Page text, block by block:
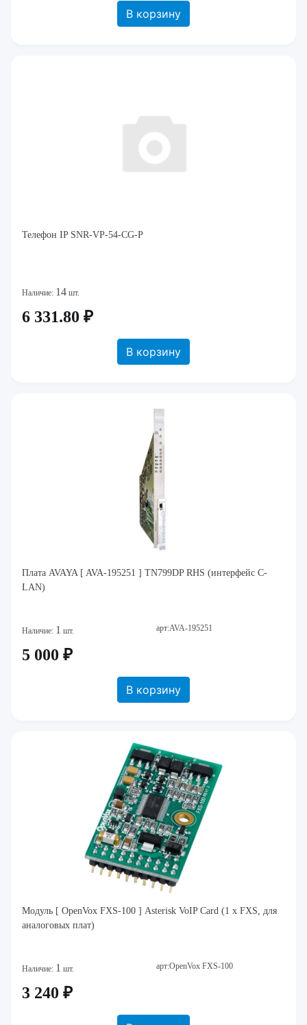
В корзину
Телефон IP SNR-VP-54-CG-P
Наличие: 14 шт.
6 331.80 ₽
В корзину
Плата AVAYA [ AVA-195251 ] TN799DP RHS (интерфейс C-
LAN)
Наличие: 1 шт. арт:AVA-195251
5 000 ₽
В корзину
Модуль [ OpenVox FXS-100 ] Asterisk VoIP Card (1 x FXS, для
аналоговых плат)
Наличие: 1 шт. арт:OpenVox FXS-100
3 240 ₽